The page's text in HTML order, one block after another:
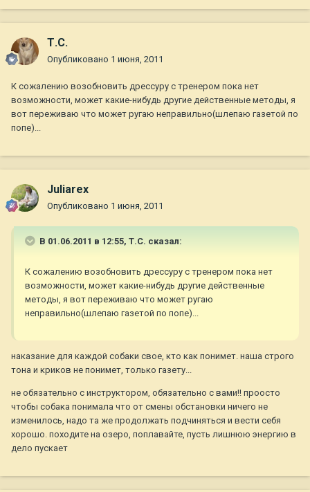
Т.С.
Опубликовано 1 июня, 2011
К сожалению возобновить дрессуру с тренером пока нет
возможности, может какие-нибудь другие действенные методы, я
вот переживаю что может ругаю неправильно(шлепаю газетой по
попе)...
Juliarex
Опубликовано 1 июня, 2011
В 01.06.2011 в 12:55, Т.С. сказал:
К сожалению возобновить дрессуру с тренером пока нет
возможности, может какие-нибудь другие действенные
методы, я вот переживаю что может ругаю
неправильно(шлепаю газетой по попе)...
наказание для каждой собаки свое, кто как понимет. наша строго
тона и криков не понимет, только газету...
не обязательно с инструктором, обязательно с вами!! проосто
чтобы собака понимала что от смены обстановки ничего не
изменилось, надо та же продолжать подчиняться и вести себя
хорошо. походите на озеро, поплавайте, пусть лишнюю энергию в
дело пускает